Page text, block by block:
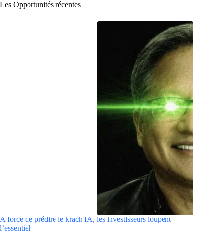
Les Opportunités récentes
A force de prédire le krach IA, les investisseurs loupent
l’essentiel